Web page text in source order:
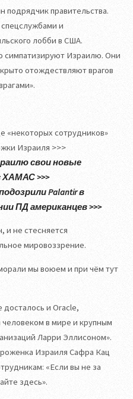
подрядчик правительства.
спецслужбами и
лобби в США.
симпатизируют Израилю. Они
отождествляют врагов
«некоторых сотрудников»
Израиля >>>
свои новые
ХАМАС >>>
Palantir в
ПД американцев >>>
и не стесняется
мировоззрение.
мы воюем и при чём тут
досталось и Oracle,
в мире и крупным
Ларри Эллисоном».
Израиля Сафра Кац
«Если вы не за
здесь».